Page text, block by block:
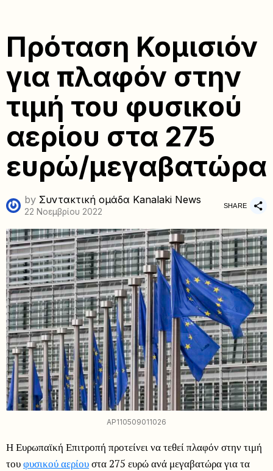
Πρόταση Κομισιόν
για πλαφόν στην
τιμή του φυσικού
αερίου στα 275
ευρώ/μεγαβατώρα
by Συντακτική ομάδα Kanalaki News
22 Νοεμβρίου 2022
SHARE
AP110509011026
Η Ευρωπαϊκή Επιτροπή προτείνει να τεθεί πλαφόν στην τιμή
τουφυσικού αερίουστα 275 ευρώ ανά μεγαβατώρα για τα